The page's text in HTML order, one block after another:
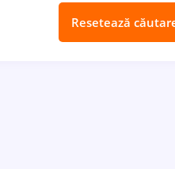
Resetează